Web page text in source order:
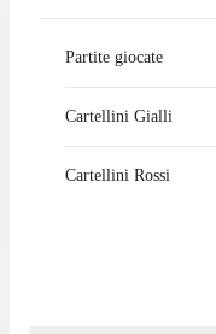
Partite giocate
Cartellini Gialli
Cartellini Rossi